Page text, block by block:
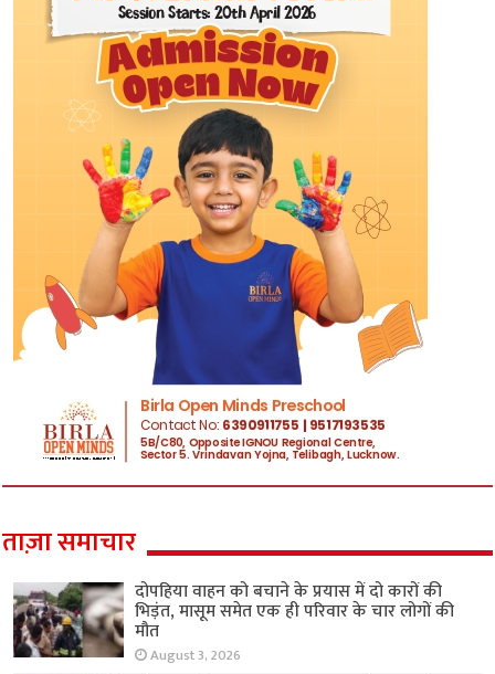
ताज़ा समाचार
दोपहिया वाहन को बचाने के प्रयास में दो कारों की
भिड़ंत, मासूम समेत एक ही परिवार के चार लोगों की
मौत
August 3, 2026